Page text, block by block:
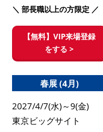
＼ 部長職以上の方限定 ／
【無料】VIP来場登録
をする >
春展 (4月)
2027/4/7(水)～9(金)
東京ビッグサイト